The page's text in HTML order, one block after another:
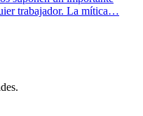
trabajador. La mítica…